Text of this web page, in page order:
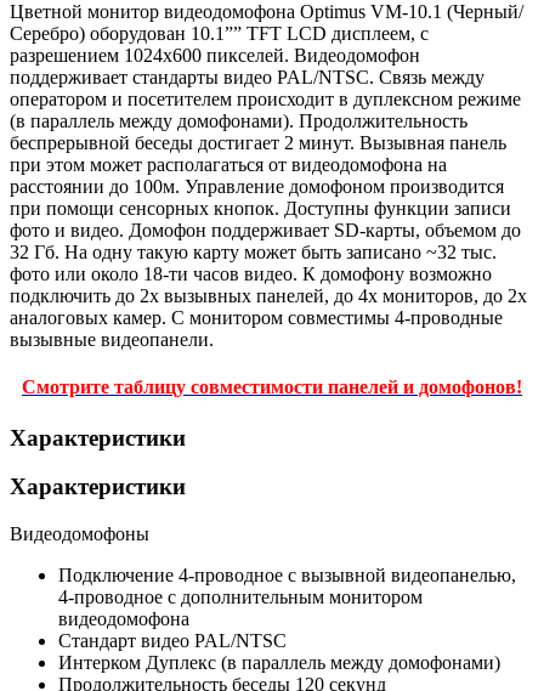
Цветной монитор видеодомофона Optimus VM-10.1 (Черный/
Серебро) оборудован 10.1”” TFT LCD дисплеем, с
разрешением 1024x600 пикселей. Видеодомофон
поддерживает стандарты видео PAL/NTSC. Связь между
оператором и посетителем происходит в дуплексном режиме
(в параллель между домофонами). Продолжительность
беспрерывной беседы достигает 2 минут. Вызывная панель
при этом может располагаться от видеодомофона на
расстоянии до 100м. Управление домофоном производится
при помощи сенсорных кнопок. Доступны функции записи
фото и видео. Домофон поддерживает SD-карты, объемом до
32 Гб. На одну такую карту может быть записано ~32 тыс.
фото или около 18-ти часов видео. К домофону возможно
подключить до 2х вызывных панелей, до 4х мониторов, до 2х
аналоговых камер. С монитором совместимы 4-проводные
вызывные видеопанели.
Смотрите таблицу совместимости панелей и домофонов!
Характеристики
Характеристики
Видеодомофоны
Подключение 4-проводное с вызывной видеопанелью,
4-проводное с дополнительным монитором
видеодомофона
Стандарт видео PAL/NTSC
Интерком Дуплекс (в параллель между домофонами)
Продолжительность беседы 120 секунд